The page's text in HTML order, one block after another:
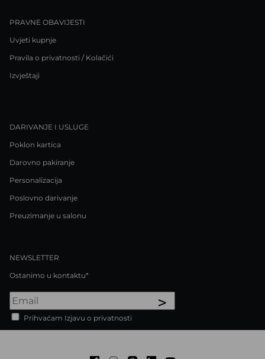
PRAVNE OBAVIJESTI
Uvjeti kupnje
Pravila o privatnosti / Kolačići
Izvještaji
DARIVANJE I USLUGE
Poklon kartica
Darovno pakiranje
Personalizacija
Poslovno darivanje
Preuzimanje u salonu
NEWSLETTER
Ostanimo u kontaktu*
>
Prihvaćam Izjavu o privatnosti